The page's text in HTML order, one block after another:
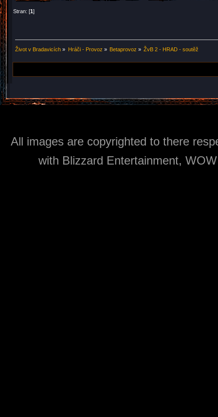
Stran: [1]
Život v Bradavicích » Hráči - Provoz » Betaprovoz » ŽvB 2 - HRAD - soutěž
All images are copyrighted to there
with Blizzard Entertainment,